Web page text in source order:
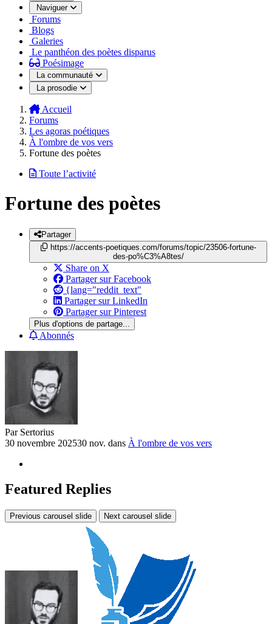
Naviguer
Forums
Blogs
Galeries
Le panthéon des poètes disparus
Poésimage
La communauté
La prosodie
Accueil
Forums
Les agoras poétiques
À l'ombre de vos vers
Fortune des poètes
Toute l’activité
Fortune des poètes
Partager
https://accents-poetiques.com/forums/topic/23506-fortune-
des-po%C3%A8tes/
Share on X
Partager sur Facebook
{lang="reddit_text"
Partager sur LinkedIn
Partager sur Pinterest
Plus d'options de partage...
Abonnés
Par Sertorius
30 novembre 202530 nov. dans À l'ombre de vos vers
Featured Replies
Previous carousel slide Next carousel slide